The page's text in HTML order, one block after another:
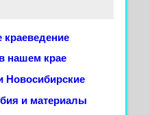
краеведение
нашем крае
Новосибирские
и материалы